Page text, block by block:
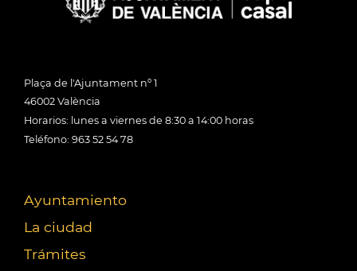
Plaça de l'Ajuntament nº 1
46002 València
Horarios: lunes a viernes de 8:30 a 14:00 horas
Teléfono: 963 52 54 78
Ayuntamiento
La ciudad
Trámites